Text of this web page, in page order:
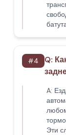
#4 Q:
A:
Эти